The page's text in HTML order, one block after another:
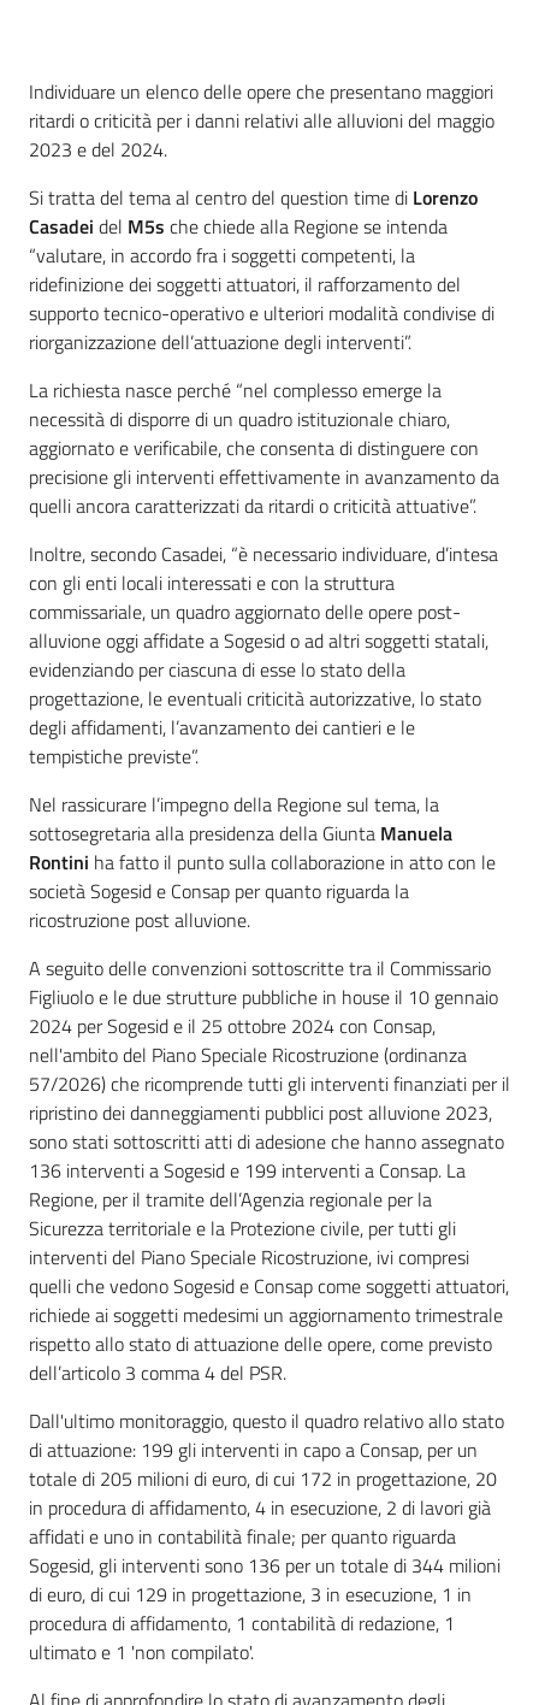
Contenuto
Individuare un elenco delle opere che presentano maggiori
ritardi o criticità per i danni relativi alle alluvioni del maggio
2023 e del 2024.
Si tratta del tema al centro del question time di Lorenzo
Casadei del M5s che chiede alla Regione se intenda
“valutare, in accordo fra i soggetti competenti, la
ridefinizione dei soggetti attuatori, il rafforzamento del
supporto tecnico-operativo e ulteriori modalità condivise di
riorganizzazione dell’attuazione degli interventi”.
La richiesta nasce perché “nel complesso emerge la
necessità di disporre di un quadro istituzionale chiaro,
aggiornato e verificabile, che consenta di distinguere con
precisione gli interventi effettivamente in avanzamento da
quelli ancora caratterizzati da ritardi o criticità attuative”.
Inoltre, secondo Casadei, “è necessario individuare, d’intesa
con gli enti locali interessati e con la struttura
commissariale, un quadro aggiornato delle opere post-
alluvione oggi affidate a Sogesid o ad altri soggetti statali,
evidenziando per ciascuna di esse lo stato della
progettazione, le eventuali criticità autorizzative, lo stato
degli affidamenti, l’avanzamento dei cantieri e le
tempistiche previste”.
Nel rassicurare l’impegno della Regione sul tema, la
sottosegretaria alla presidenza della Giunta Manuela
Rontini ha fatto il punto sulla collaborazione in atto con le
società Sogesid e Consap per quanto riguarda la
ricostruzione post alluvione.
A seguito delle convenzioni sottoscritte tra il Commissario
Figliuolo e le due strutture pubbliche in house il 10 gennaio
2024 per Sogesid e il 25 ottobre 2024 con Consap,
nell'ambito del Piano Speciale Ricostruzione (ordinanza
57/2026) che ricomprende tutti gli interventi finanziati per il
ripristino dei danneggiamenti pubblici post alluvione 2023,
sono stati sottoscritti atti di adesione che hanno assegnato
136 interventi a Sogesid e 199 interventi a Consap. La
Regione, per il tramite dell’Agenzia regionale per la
Sicurezza territoriale e la Protezione civile, per tutti gli
interventi del Piano Speciale Ricostruzione, ivi compresi
quelli che vedono Sogesid e Consap come soggetti attuatori,
richiede ai soggetti medesimi un aggiornamento trimestrale
rispetto allo stato di attuazione delle opere, come previsto
dell’articolo 3 comma 4 del PSR.
Dall'ultimo monitoraggio, questo il quadro relativo allo stato
di attuazione: 199 gli interventi in capo a Consap, per un
totale di 205 milioni di euro, di cui 172 in progettazione, 20
in procedura di affidamento, 4 in esecuzione, 2 di lavori già
affidati e uno in contabilità finale; per quanto riguarda
Sogesid, gli interventi sono 136 per un totale di 344 milioni
di euro, di cui 129 in progettazione, 3 in esecuzione, 1 in
procedura di affidamento, 1 contabilità di redazione, 1
ultimato e 1 'non compilato'.